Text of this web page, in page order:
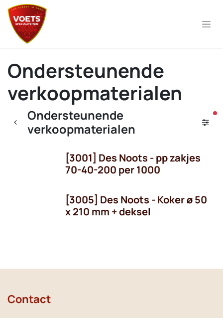
Overslaan naar inhoud
Ondersteunende
verkoopmaterialen
Ondersteunende
verkoopmaterialen
[3001] Des Noots - pp zakjes
70-40-200 per 1000
[3005] Des Noots - Koker ø 50
x 210 mm + deksel
Contact